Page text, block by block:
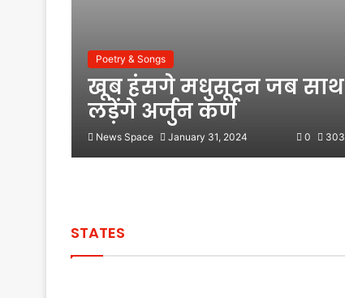
Poetry & Songs
खूब हंसगे मधुसूदन जब साथ
लड़ेंगे अर्जुन कर्ण
News Space January 31, 2024 0 303
STATES